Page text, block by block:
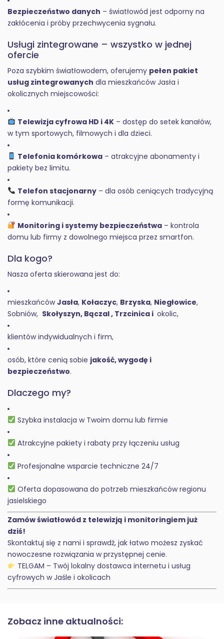
Bezpieczeństwo danych – światłowód jest odporny na
zakłócenia i próby przechwycenia sygnału.
Usługi zintegrowane – wszystko w jednej
ofercie
Poza szybkim światłowodem, oferujemy pełen pakiet
usług zintegrowanych dla mieszkańców Jasła i
okolicznych miejscowości:
Telewizja cyfrowa HD i 4K– dostęp do setek kanałów,
w tym sportowych, filmowych i dla dzieci.
Telefonia komórkowa– atrakcyjne abonamenty i
pakiety bez limitu.
Telefon stacjonarny– dla osób ceniących tradycyjną
formę komunikacji.
Monitoring i systemy bezpieczeństwa– kontrola
domu lub firmy z dowolnego miejsca przez smartfon.
Dla kogo?
Nasza oferta skierowana jest do:
mieszkańcówJasła, Kołaczyc, Brzyska, Niegłowice,
Sobniów, Skołyszyn, Bączal , Trzcinica i okolic,
klientów indywidualnych i firm,
osób, które cenią sobie jakość, wygodę i
bezpieczeństwo.
Dlaczego my?
Szybka instalacja w Twoim domu lub firmie
Atrakcyjne pakiety i rabaty przy łączeniu usług
Profesjonalne wsparcie techniczne 24/7
Oferta dopasowana do potrzeb mieszkańców regionu
jasielskiego
Zamów światłowód z telewizją i monitoringiem już
dziś!
Skontaktuj się z nami i sprawdź, jak łatwo możesz zyskać
nowoczesne rozwiązania w przystępnej cenie.
TELGAM – Twój lokalny dostawca internetu i usług
cyfrowych w Jaśle i okolicach
Zobacz inne aktualności: